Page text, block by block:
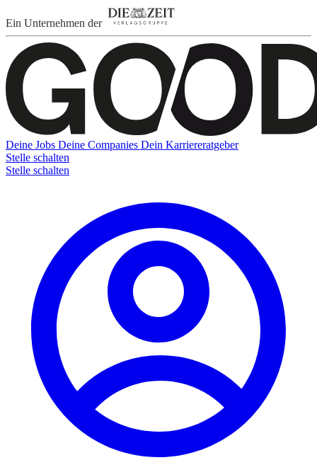
Ein Unternehmen der
Deine Jobs Deine Companies Dein Karriereratgeber
Stelle schalten
Stelle schalten